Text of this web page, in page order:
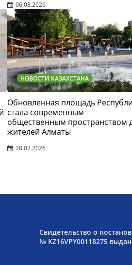
06.08.2026
НОВОСТИ КАЗАХСТАНА
Обновленная площадь
стала современным
общественным пространством
жителей Алматы
28.07.2026
Свидетельство о
№ KZ16VPY00118275